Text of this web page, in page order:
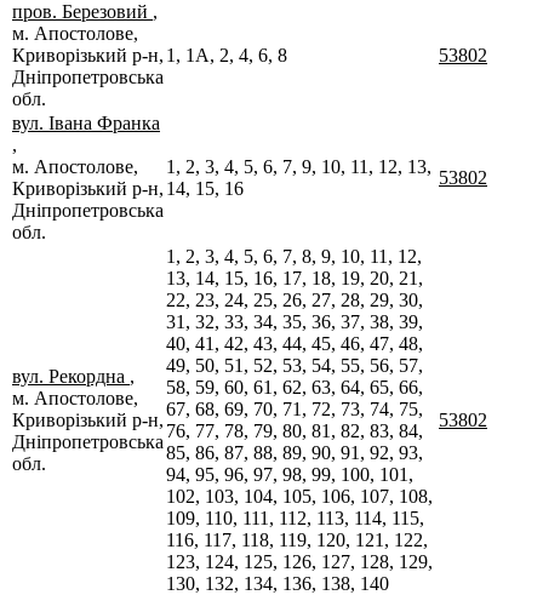
пров. Березовий ,
м. Апостолове,
Криворізький р-н,
Дніпропетровська
обл.
1, 1А, 2, 4, 6, 8 53802
вул. Івана Франка
,
м. Апостолове,
Криворізький р-н,
Дніпропетровська
обл.
1, 2, 3, 4, 5, 6, 7, 9, 10, 11, 12, 13,
14, 15, 16
53802
вул. Рекордна ,
м. Апостолове,
Криворізький р-н,
Дніпропетровська
обл.
1, 2, 3, 4, 5, 6, 7, 8, 9, 10, 11, 12,
13, 14, 15, 16, 17, 18, 19, 20, 21,
22, 23, 24, 25, 26, 27, 28, 29, 30,
31, 32, 33, 34, 35, 36, 37, 38, 39,
40, 41, 42, 43, 44, 45, 46, 47, 48,
49, 50, 51, 52, 53, 54, 55, 56, 57,
58, 59, 60, 61, 62, 63, 64, 65, 66,
67, 68, 69, 70, 71, 72, 73, 74, 75,
76, 77, 78, 79, 80, 81, 82, 83, 84,
85, 86, 87, 88, 89, 90, 91, 92, 93,
94, 95, 96, 97, 98, 99, 100, 101,
102, 103, 104, 105, 106, 107, 108,
109, 110, 111, 112, 113, 114, 115,
116, 117, 118, 119, 120, 121, 122,
123, 124, 125, 126, 127, 128, 129,
130, 132, 134, 136, 138, 140
53802